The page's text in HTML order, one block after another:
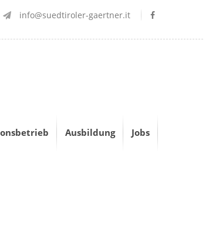
info@suedtiroler-gaertner.it
Ausbildung Jobs